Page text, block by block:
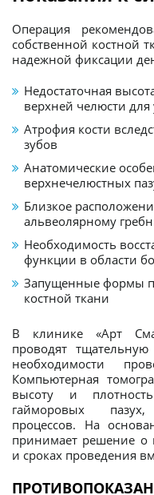
Операция
собственной костной
надежной фиксации
Недостаточная
верхней челюсти
Атрофия кости
зубов
Анатомические
верхнечелюстных
Близкое
альвеолярному
Необходимость
функции в области
Запущенные формы
костной ткани
В клинике «Арт
проводят
необходимости
Компьютерная
высоту и
гайморовых
процессов. На
принимает решение о
и сроках проведения